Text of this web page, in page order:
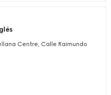
Centre, Calle Raimundo